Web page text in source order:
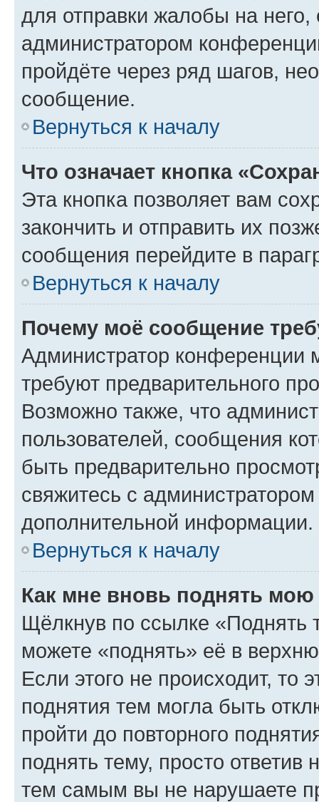
для отправки жалобы на
администратором
пройдёте через ряд шагов,
сообщение.
Вернуться к началу
Что означает кнопка
Эта кнопка позволяет вам
закончить и отправить их
сообщения перейдите в
Вернуться к началу
Почему моё сообщение
Администратор конференции
требуют предварительного
Возможно также, что
пользователей, сообщения
быть предварительно
свяжитесь с
дополнительной информации.
Вернуться к началу
Как мне вновь поднять мою
Щёлкнув по ссылке «Поднять
можете «поднять» её в
Если этого не происходит, то
поднятия тем могла быть
пройти до повторного
поднять тему, просто ответив
тем самым вы не нарушаете